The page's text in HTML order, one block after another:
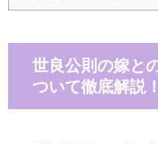
世良公則の嫁と
ついて徹底解説！